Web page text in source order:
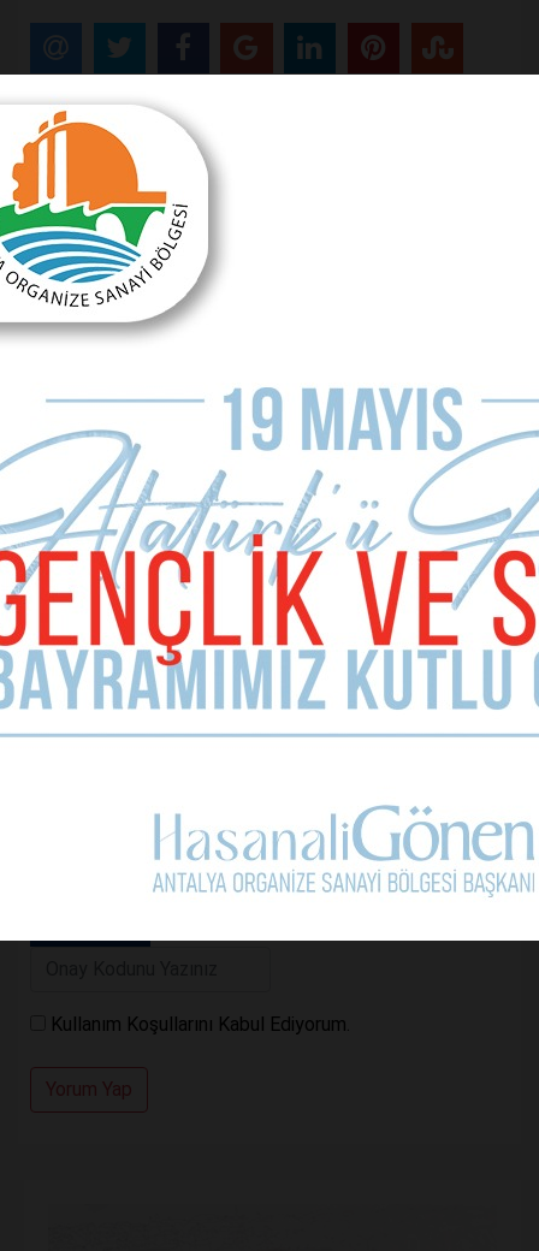
Önceki Makale
Bankanın yaptığına bakın!
MAKALE YORUMLARI
E-mail Adresiniz (zorunlu değil)
Telefon (zorunlu değil)
Kullanım Koşullarını Kabul Ediyorum.
Yorum Yap